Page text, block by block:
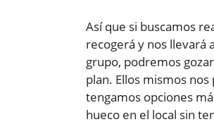
Así que si buscamos
recogerá y nos llevará
grupo, podremos
plan. Ellos mismos
tengamos opciones
hueco en el local sin